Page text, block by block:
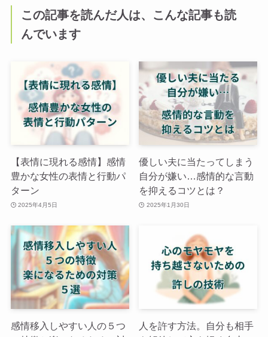
この記事を読んだ人は、こんな記事も読
んでいます
【表情に現れる感情】感情
豊かな女性の表情と行動パ
ターン
2025年4月5日
優しい夫に当たってしまう
自分が嫌い…感情的な言動
を抑えるコツとは？
2025年1月30日
感情移入しやすい人の５つ
人を許す方法。自分も相手